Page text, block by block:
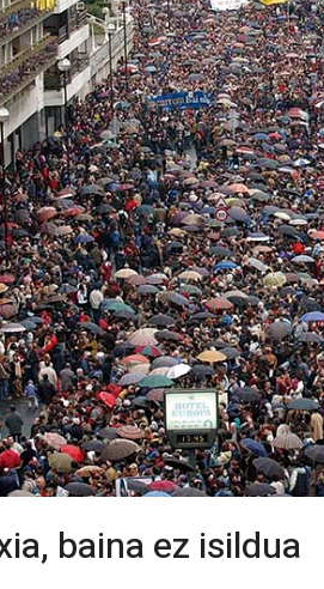
baina ez isildua